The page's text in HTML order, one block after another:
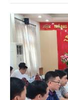
sự chuyển đổi
đến các bài
sinh học,
công nghệ
sản xuất, thị